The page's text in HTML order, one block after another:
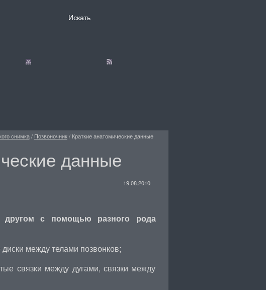
снимка/ Позвоночник/ Краткие анатомические данные
данные
19.08.2010
другом с помощью разного рода
между телами позвонков;
связки между дугами, связки между